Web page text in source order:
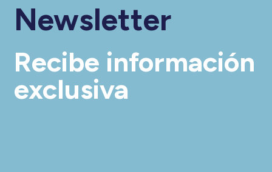
Newsletter
Recibe información
exclusiva